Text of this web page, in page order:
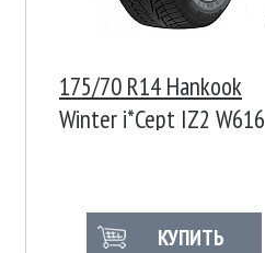
175/70 R14 Hankook
Winter i*Cept IZ2 W616
КУПИТЬ